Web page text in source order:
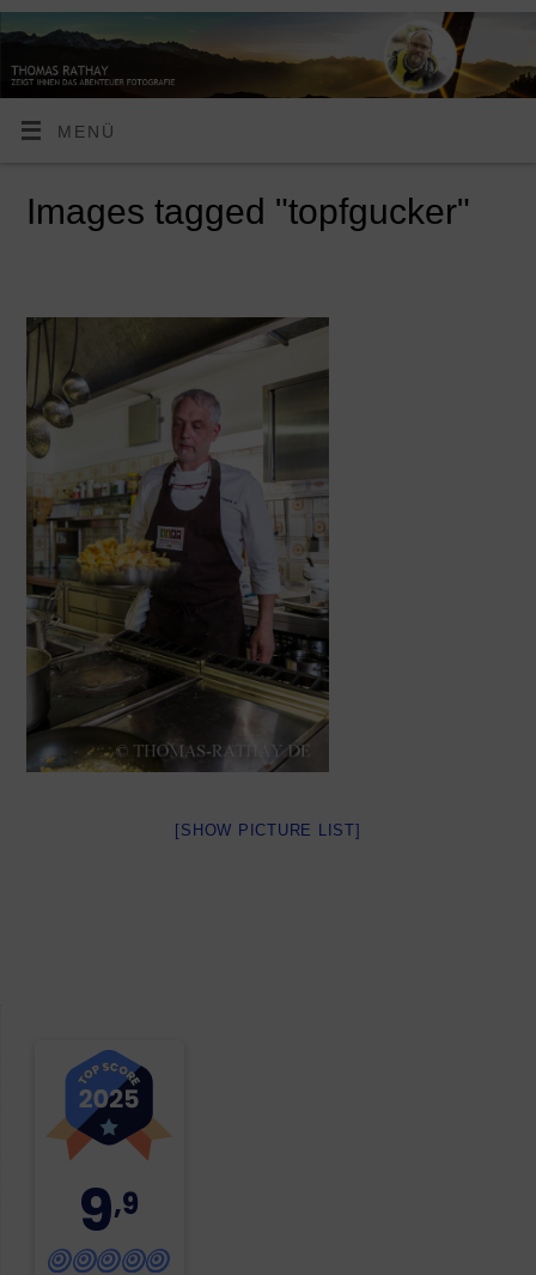
MENÜ
Images tagged "topfgucker"
[SHOW PICTURE LIST]
9,9